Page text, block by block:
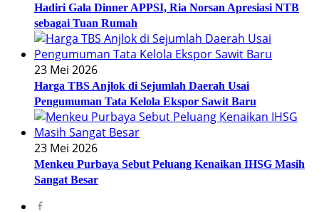
Hadiri Gala Dinner APPSI, Ria Norsan Apresiasi NTB
sebagai Tuan Rumah
23 Mei 2026
Harga TBS Anjlok di Sejumlah Daerah Usai
Pengumuman Tata Kelola Ekspor Sawit Baru
23 Mei 2026
Menkeu Purbaya Sebut Peluang Kenaikan IHSG Masih
Sangat Besar